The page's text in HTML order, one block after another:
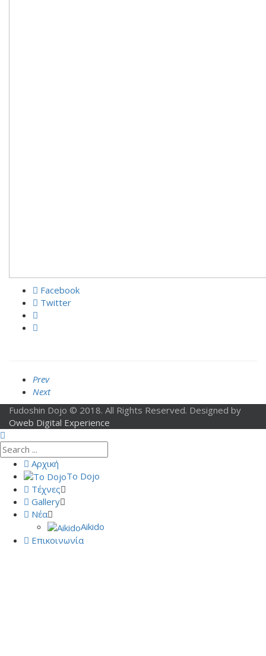
Facebook
Twitter
Prev
Next
Fudoshin Dojo © 2018. All Rights Reserved. Designed by
Oweb Digital Experience
Αρχική
Το Dojo
Τέχνες
Gallery
Νέα
Aikido
Επικοινωνία